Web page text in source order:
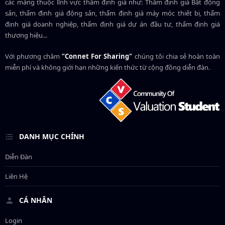
các mảng thuộc lĩnh vực thẩm định giá như: Thẩm định giá Bất động
sản, thẩm định giá động sản, thẩm định giá máy móc thiết bị, thẩm
định giá doanh nghiệp, thẩm định giá dự án đầu tư, thẩm định giá
thương hiệu...
Với phương châm"Connet For Sharing" chúng tôi chia sẻ hoàn toàn
miễn phí và không giới hạn những kiến thức từ cộng đồng diễn đàn.
DANH MỤC CHÍNH
Diễn Đàn
Liên Hệ
CÁ NHÂN
Login